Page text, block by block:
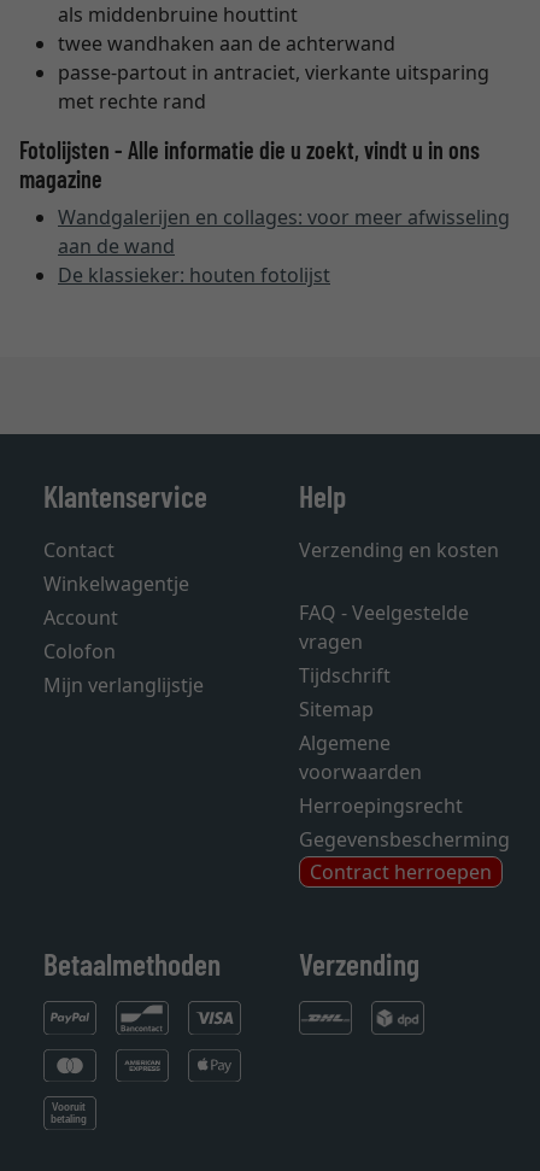
als middenbruine houttint
twee wandhaken aan de achterwand
passe-partout in antraciet, vierkante uitsparing
met rechte rand
Fotolijsten - Alle informatie die u zoekt, vindt u in ons
magazine
Wandgalerijen en collages: voor meer afwisseling
aan de wand
De klassieker: houten fotolijst
Klantenservice
Contact
Winkelwagentje
Account
Colofon
Mijn verlanglijstje
Help
Verzending en kosten
FAQ - Veelgestelde
vragen
Tijdschrift
Sitemap
Algemene
voorwaarden
Herroepingsrecht
Gegevensbescherming
Contract herroepen
Betaalmethoden Verzending